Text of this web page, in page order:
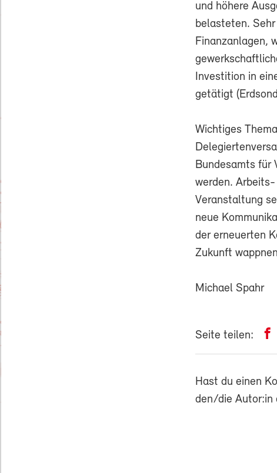
und höhere
belasteten.
Finanzanlagen,
Investition in
getätigt
Wichtiges
Bundesamts für
werden.
Veranstaltung
neue
der erneuerten
Zukunft
Michael Spahr
Seite teilen:
Hast du einen
den/die Autor:in